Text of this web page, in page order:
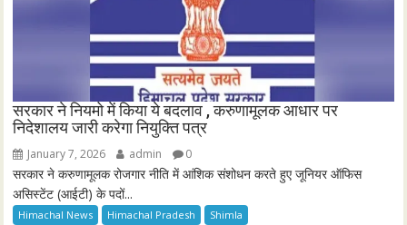
सरकार ने नियमो में किया ये बदलाव , करुणामूलक आधार पर
निदेशालय जारी करेगा नियुक्ति पत्र
January 7, 2026 admin 0
सरकार ने करुणामूलक रोजगार नीति में आंशिक संशोधन करते हुए जूनियर ऑफिस
असिस्टेंट (आईटी) के पदों...
Himachal News Himachal Pradesh Shimla